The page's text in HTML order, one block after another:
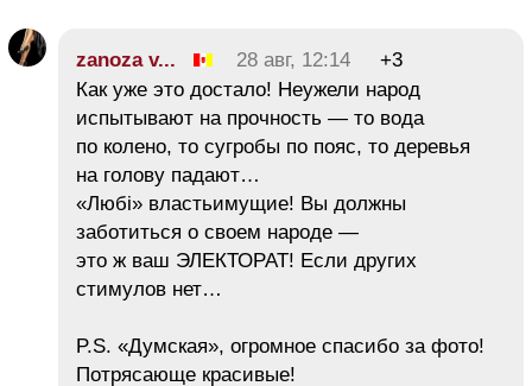
zanoza v... 28 авг, 12:14
+3
Как уже это достало! Неужели народ
испытывают на прочность — то вода
по колено, то сугробы по пояс, то деревья
на голову падают…
«Любі» властьимущие! Вы должны
заботиться о своем народе —
это ж ваш ЭЛЕКТОРАТ! Если других
стимулов нет…
P.S. «Думская», огромное спасибо за фото!
Потрясающе красивые!